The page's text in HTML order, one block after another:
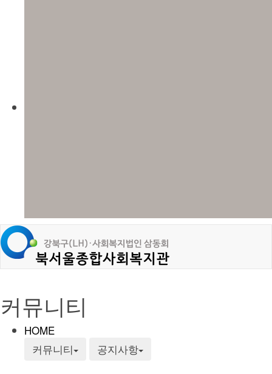
커뮤니티
HOME
커뮤니티
공지사항